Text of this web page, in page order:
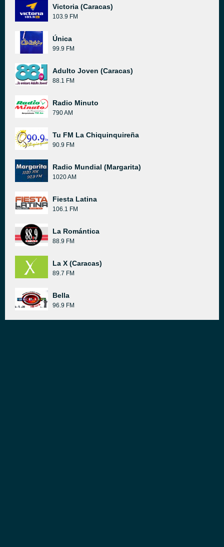
Victoria (Caracas)
103.9 FM
Única
99.9 FM
Adulto Joven (Caracas)
88.1 FM
Radio Minuto
790 AM
Tu FM La Chiquinquireña
90.9 FM
Radio Mundial (Margarita)
1020 AM
Fiesta Latina
106.1 FM
La Romántica
88.9 FM
La X (Caracas)
89.7 FM
Bella
96.9 FM